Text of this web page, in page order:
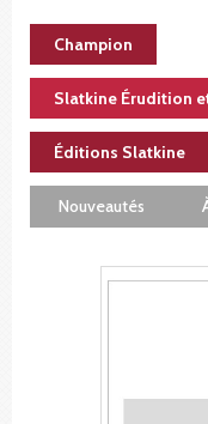
Champion
Slatkine Érudition
Éditions Slatkine
Nouveautés